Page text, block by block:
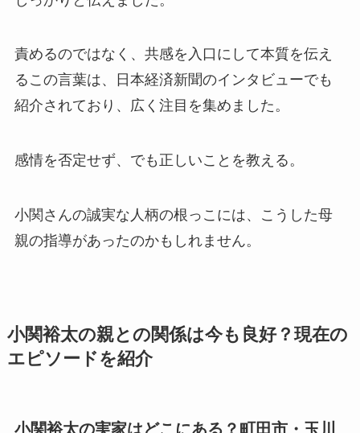
責めるのではなく、共感を入口にして本質を伝え
るこの言葉は、日本経済新聞のインタビューでも
紹介されており、広く注目を集めました。
感情を否定せず、でも正しいことを教える。
小関さんの誠実な人柄の根っこには、こうした母
親の指導があったのかもしれません。
小関裕太の親との関係は今も良好？現在の
エピソードを紹介
小関裕太の実家はどこにある？町田市・玉川